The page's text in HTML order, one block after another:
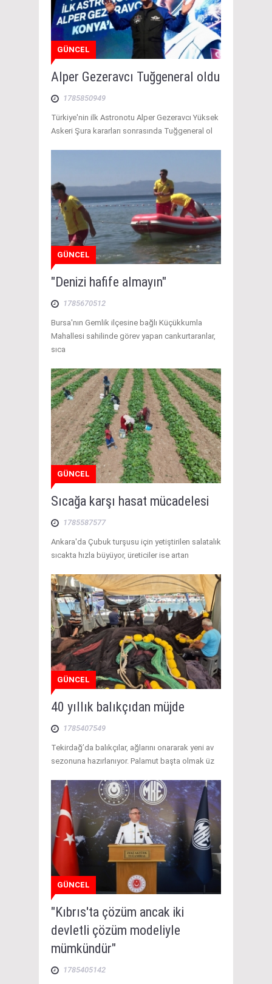
GÜNCEL
Alper Gezeravcı Tuğgeneral oldu
1785850949
Türkiye'nin ilk Astronotu Alper Gezeravcı Yüksek
Askeri Şura kararları sonrasında Tuğgeneral ol
GÜNCEL
"Denizi hafife almayın"
1785670512
Bursa'nın Gemlik ilçesine bağlı Küçükkumla
Mahallesi sahilinde görev yapan cankurtaranlar,
sıca
GÜNCEL
Sıcağa karşı hasat mücadelesi
1785587577
Ankara'da Çubuk turşusu için yetiştirilen salatalık
sıcakta hızla büyüyor, üreticiler ise artan
GÜNCEL
40 yıllık balıkçıdan müjde
1785407549
Tekirdağ’da balıkçılar, ağlarını onararak yeni av
sezonuna hazırlanıyor. Palamut başta olmak üz
GÜNCEL
"Kıbrıs'ta çözüm ancak iki
devletli çözüm modeliyle
mümkündür"
1785405142